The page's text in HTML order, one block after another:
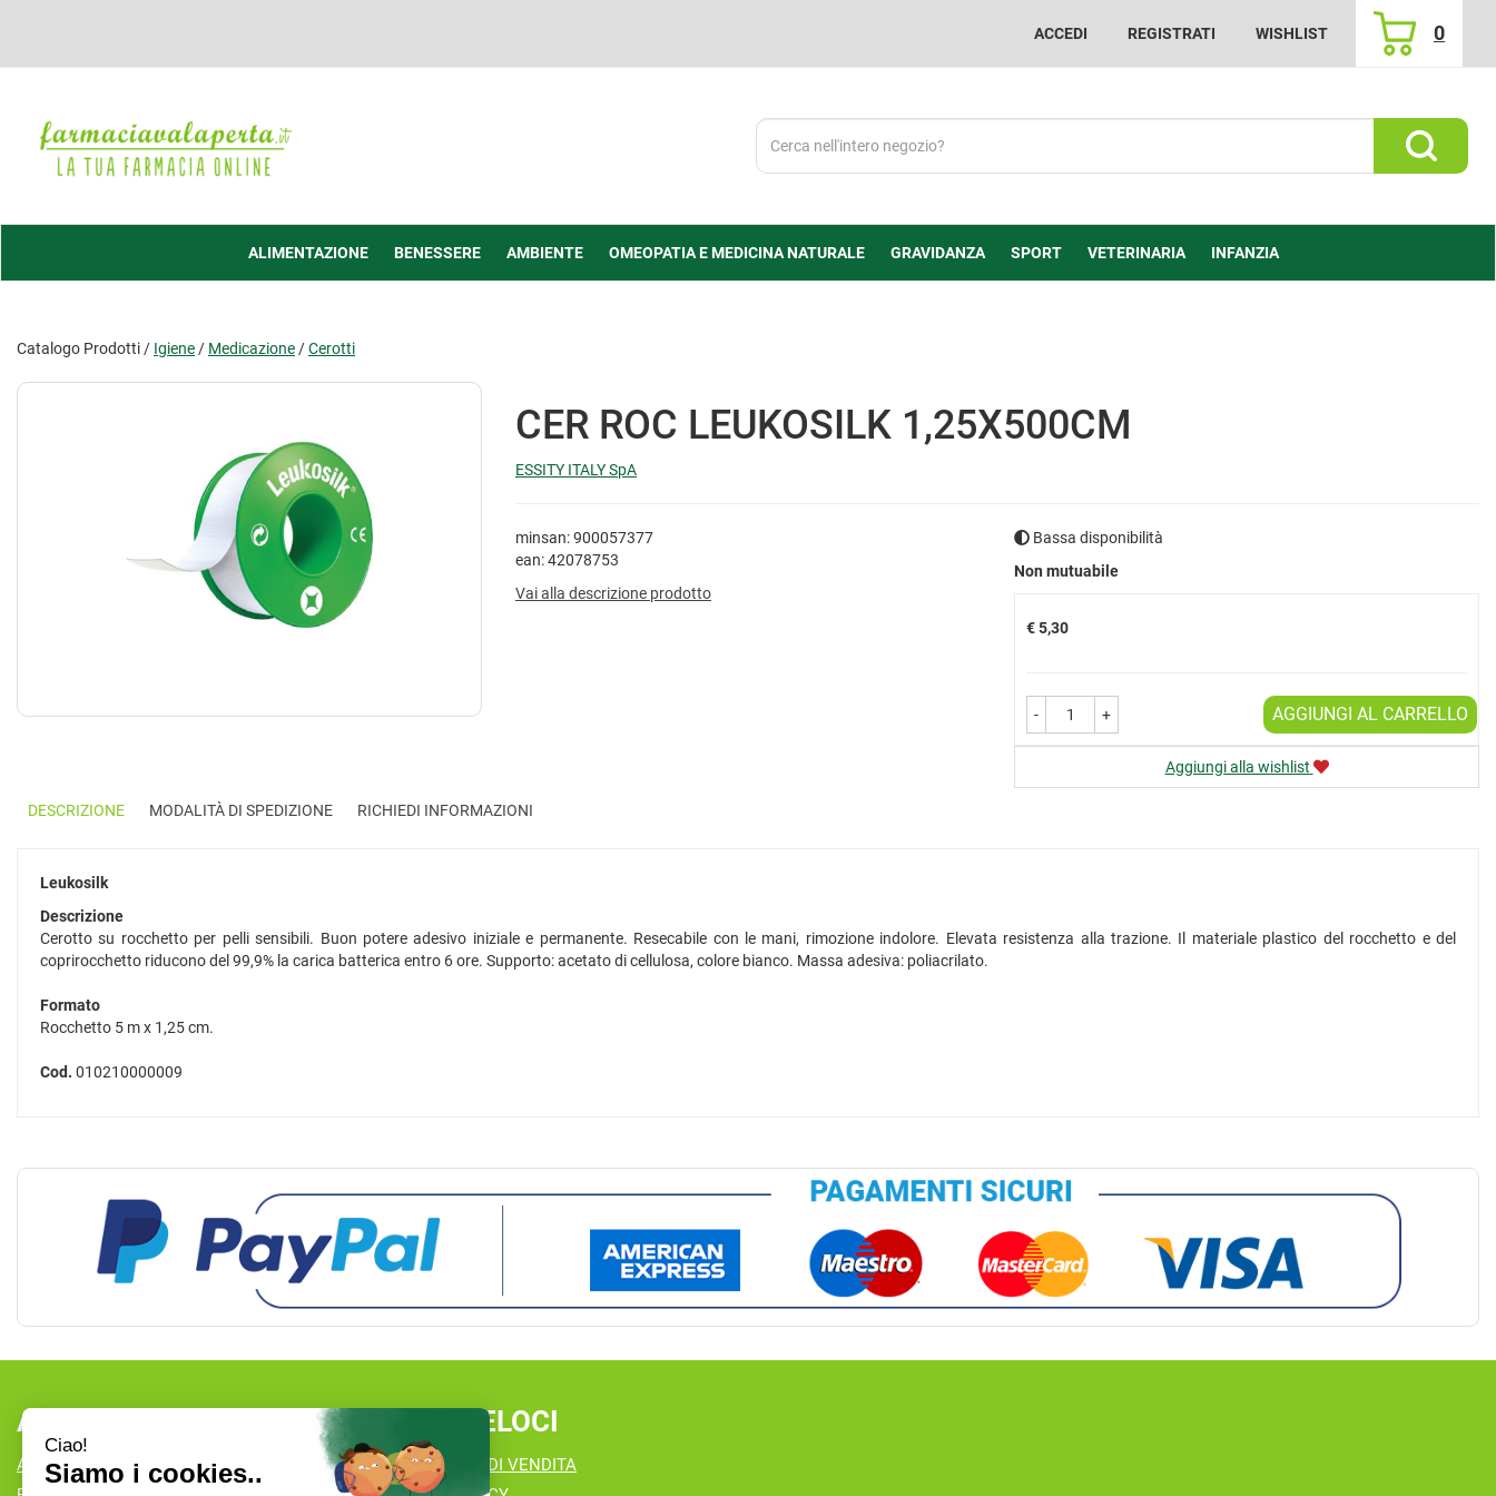
ACCEDI REGISTRATI WISHLIST 0
ARTICOLI
INSERITI
Valaperta
Cerca
Prodotto
Cerca
ALIMENTAZIONE BENESSERE AMBIENTE OMEOPATIA E MEDICINA NATURALE GRAVIDANZA SPORT VETERINARIA INFANZIA
Catalogo Prodotti / Igiene / Medicazione /Cerotti
CER ROC LEUKOSILK 1,25X500CM
ESSITY ITALY SpA
minsan: 900057377
ean: 42078753
Vai alla descrizione prodotto
Bassa disponibilità
Non mutuabile
Prezzo
€ 5,30
- + AGGIUNGI AL CARRELLO
Aggiungi alla wishlist
DESCRIZIONE MODALITÀ DI SPEDIZIONE RICHIEDI INFORMAZIONI
Leukosilk
Descrizione
Cerotto su rocchetto per pelli sensibili. Buon potere adesivo iniziale e permanente. Resecabile con le mani, rimozione indolore. Elevata resistenza alla trazione. Il materiale plastico del rocchetto e del
coprirocchetto riducono del 99,9% la carica batterica entro 6 ore. Supporto: acetato di cellulosa, colore bianco. Massa adesiva: poliacrilato.
Formato
Rocchetto 5 m x 1,25 cm.
Cod. 010210000009
AREA UTENTE
ACCEDI
LINK VELOCI
CONDIZIONI DI VENDITA